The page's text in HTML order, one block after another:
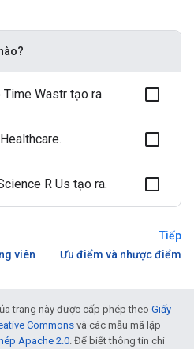
Wastr tạo ra.
R Us tạo ra.
viên
Tiếp
Ưu điểm và nhược điểm
trang này được cấp phép theo Giấy
Commons và các mẫu mã lập
Apache 2.0. Để biết thông tin chi